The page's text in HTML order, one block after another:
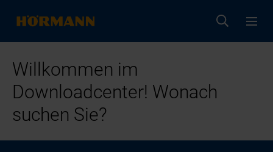
Willkommen im
Downloadcenter! Wonach
suchen Sie?